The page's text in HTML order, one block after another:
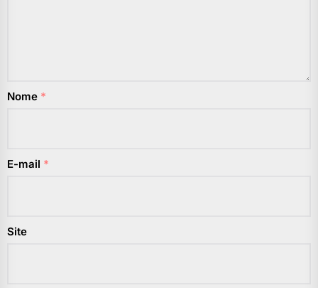
Nome *
E-mail *
Site